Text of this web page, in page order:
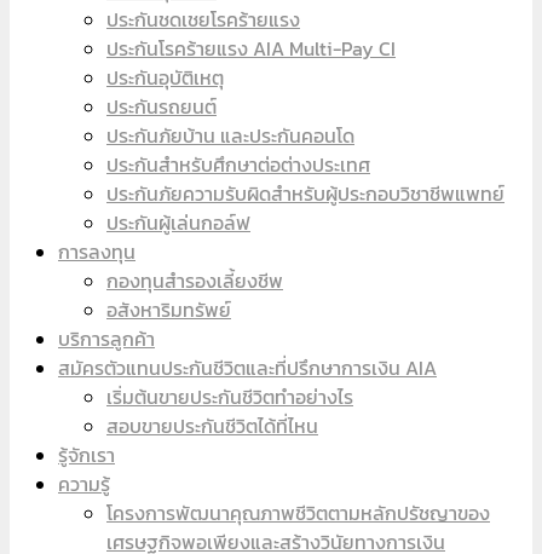
ประกันชดเชยโรคร้ายแรง
ประกันโรคร้ายแรง AIA Multi-Pay CI
ประกันอุบัติเหตุ
ประกันรถยนต์
ประกันภัยบ้าน และประกันคอนโด
ประกันสำหรับศึกษาต่อต่างประเทศ
ประกันภัยความรับผิดสำหรับผู้ประกอบวิชาชีพแพทย์
ประกันผู้เล่นกอล์ฟ
การลงทุน
กองทุนสำรองเลี้ยงชีพ
อสังหาริมทรัพย์
บริการลูกค้า
สมัครตัวแทนประกันชีวิตและที่ปรึกษาการเงิน AIA
เริ่มต้นขายประกันชีวิตทำอย่างไร
สอบขายประกันชีวิตได้ที่ไหน
รู้จักเรา
ความรู้
โครงการพัฒนาคุณภาพชีวิตตามหลักปรัชญาของ
เศรษฐกิจพอเพียงและสร้างวินัยทางการเงิน